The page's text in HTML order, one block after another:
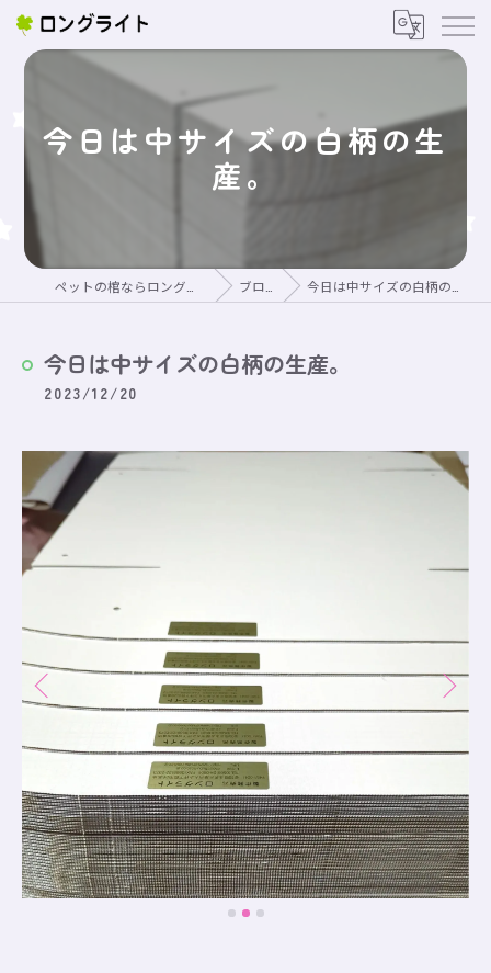
今日は中サイズの白柄の生
産。
ブログ 今日は中サイズの白柄の生産。
今日は中サイズの白柄の生産。
2023/12/20